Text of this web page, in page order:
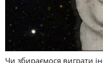
Чи збираємося виграти